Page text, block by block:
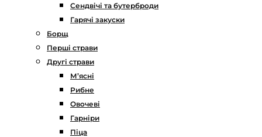
Сендвічі та бутерброди
Гарячі закуски
Борщ
Перші страви
Другі страви
М’ясні
Рибне
Овочеві
Гарніри
Піца